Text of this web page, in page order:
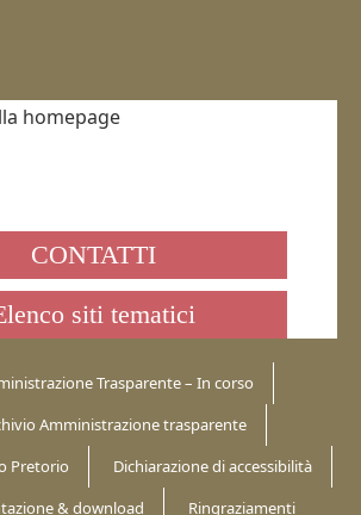
CONTATTI
siti tematici
Trasparente – In corso
Amministrazione trasparente
Pretorio
Dichiarazione di accessibilità
& download
Ringraziamenti